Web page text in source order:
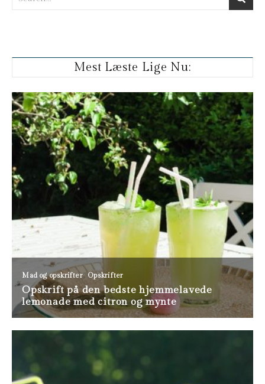
Mest Læste Lige Nu: